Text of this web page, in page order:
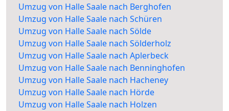
Umzug von Halle Saale nach Berghofen
Umzug von Halle Saale nach Schüren
Umzug von Halle Saale nach Sölde
Umzug von Halle Saale nach Sölderholz
Umzug von Halle Saale nach Aplerbeck
Umzug von Halle Saale nach Benninghofen
Umzug von Halle Saale nach Hacheney
Umzug von Halle Saale nach Hörde
Umzug von Halle Saale nach Holzen